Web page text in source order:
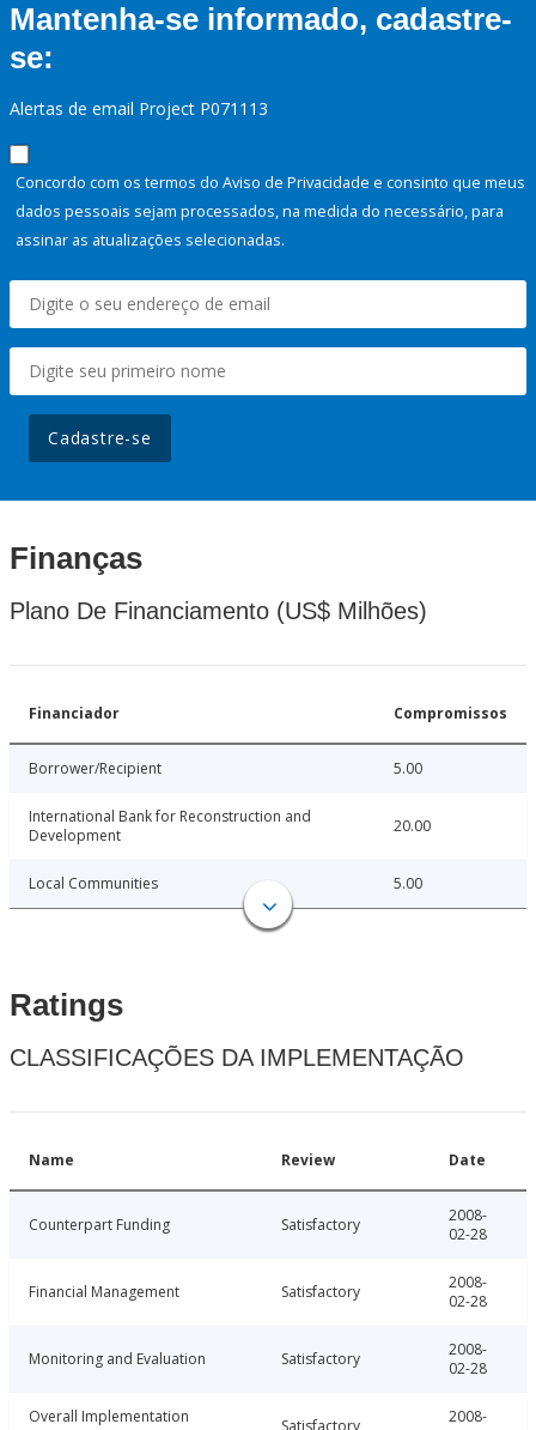
Mantenha-se informado, cadastre-
se:
Alertas de email Project P071113
Concordo com os termos do Aviso de Privacidade e consinto que meus
dados pessoais sejam processados, na medida do necessário, para
assinar as atualizações selecionadas.
Cadastre-se
Finanças
Plano De Financiamento (US$ Milhões)
Financiador Compromissos
Borrower/Recipient 5.00
International Bank for Reconstruction and
Development
20.00
Local Communities 5.00
Ratings
CLASSIFICAÇÕES DA IMPLEMENTAÇÃO
Name Review Date
Counterpart Funding Satisfactory
2008-
02-28
Financial Management Satisfactory
2008-
02-28
Monitoring and Evaluation Satisfactory
2008-
02-28
Overall Implementation
2008-